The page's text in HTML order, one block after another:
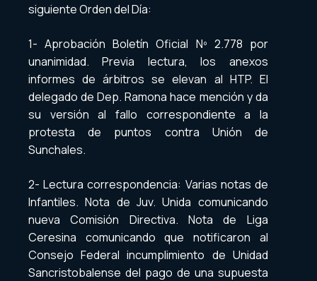
siguiente Orden del Día:
1- Aprobación Boletín Oficial Nº 2.778 por
unanimidad. Previa lectura, los anexos
informes de árbitros se elevan al HTP. El
delegado de Dep. Ramona hace mención y da
su versión al fallo correspondiente a la
protesta de puntos contra Unión de
Sunchales.
2- Lectura correspondencia: Varias notas de
Infantiles. Nota de Juv. Unida comunicando
nueva Comisión Directiva. Nota de Liga
Ceresina comunicando que notificaron al
Consejo Federal incumplimiento de Unidad
Sancristobalense del pago de una supuesta